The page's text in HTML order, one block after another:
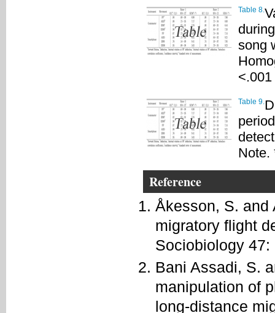
Table 8.
song
<.001
Table 9.
Note.
Reference
Åkesson, S. and
migratory flight
Sociobiology
Bani Assadi, S.
manipulation of
long-distance